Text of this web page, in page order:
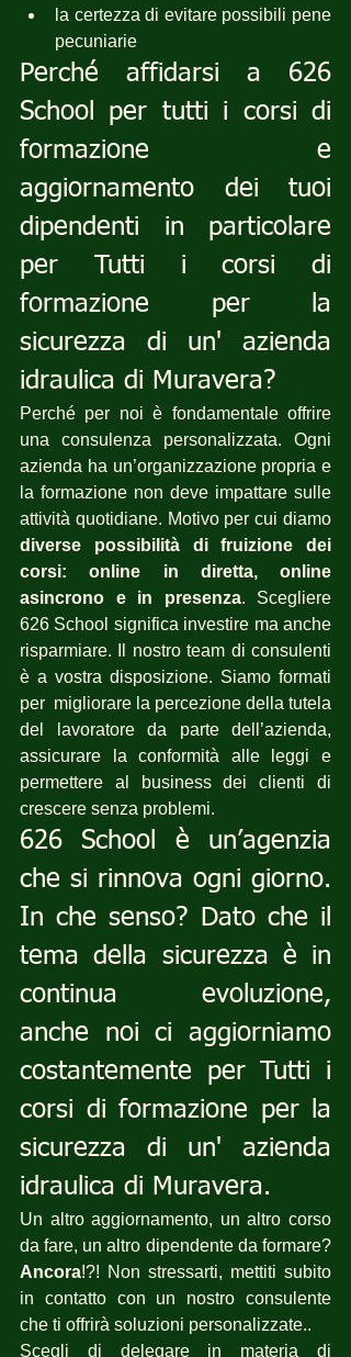
la certezza di evitare possibili pene
pecuniarie
Perché affidarsi a 626
School per tutti i corsi di
formazione e
aggiornamento dei tuoi
dipendenti in particolare
per Tutti i corsi di
formazione per la
sicurezza di un' azienda
idraulica di Muravera?
Perché per noi è fondamentale offrire
una consulenza personalizzata. Ogni
azienda ha un’organizzazione propria e
la formazione non deve impattare sulle
diverse possibilità di fruizione dei
corsi: online in diretta, online
asincrono e in presenza. Scegliere
626 School significa investire ma anche
risparmiare. Il nostro team di consulenti
è a vostra disposizione. Siamo formati
per  migliorare la percezione della tutela
del lavoratore da parte dell’azienda,
assicurare la conformità alle leggi e
permettere al business dei clienti di
crescere senza problemi.
626 School è un’agenzia
che si rinnova ogni giorno.
In che senso? Dato che il
tema della sicurezza è in
continua evoluzione,
anche noi ci aggiorniamo
costantemente per Tutti i
corsi di formazione per la
sicurezza di un' azienda
idraulica di Muravera.
Un altro aggiornamento, un altro corso
Ancora!?! Non stressarti, mettiti subito
in contatto con un nostro consulente
che ti offrirà soluzioni personalizzate..
Scegli di delegare in materia di